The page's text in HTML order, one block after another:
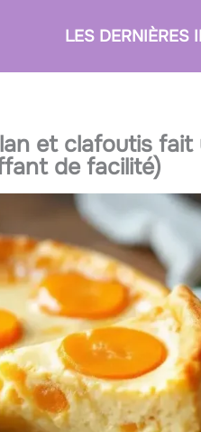
LES DERNIÈRES
et clafoutis
de facilité)